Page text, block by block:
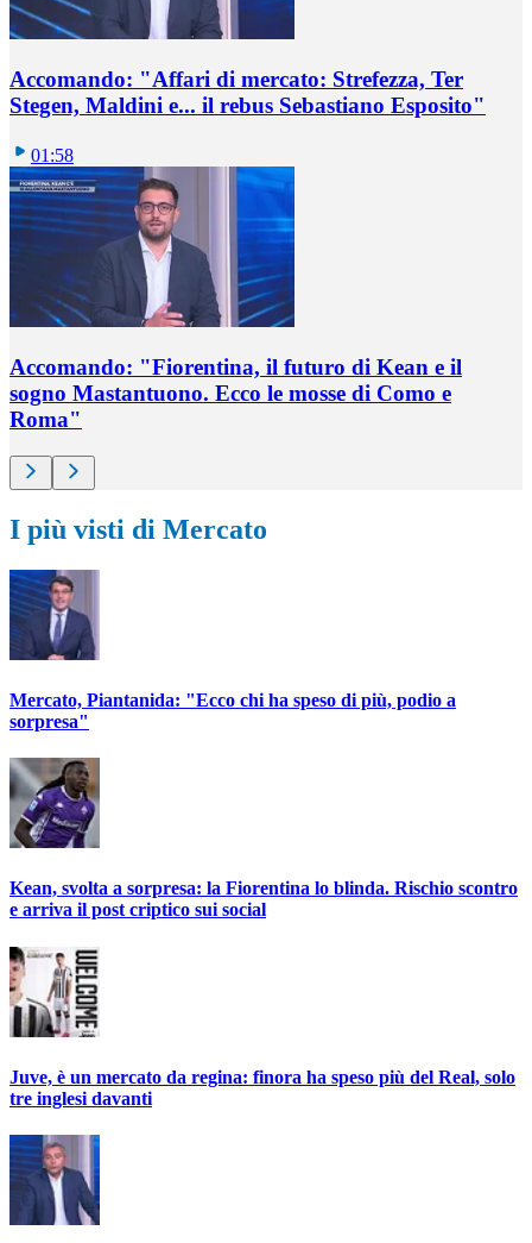
Accomando: "Affari di mercato: Strefezza, Ter
Stegen, Maldini e... il rebus Sebastiano Esposito"
01:58
Accomando: "Fiorentina, il futuro di Kean e il
sogno Mastantuono. Ecco le mosse di Como e
Roma"
I più visti di Mercato
Mercato, Piantanida: "Ecco chi ha speso di più, podio a
sorpresa"
Kean, svolta a sorpresa: la Fiorentina lo blinda. Rischio scontro
e arriva il post criptico sui social
Juve, è un mercato da regina: finora ha speso più del Real, solo
tre inglesi davanti